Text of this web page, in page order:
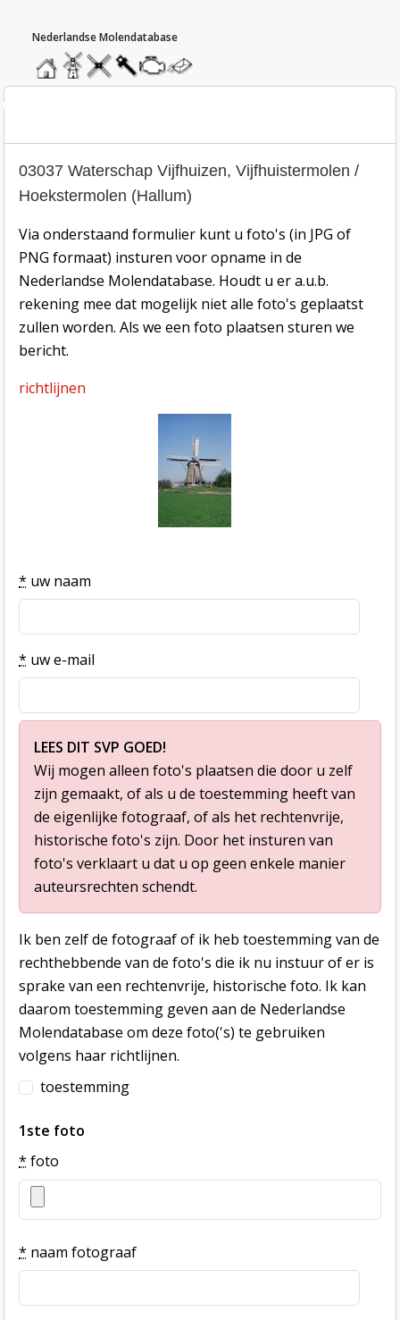
homemolendatabase
roedendatabase
assendatabase
motorendatabase
stuur
een
inzend-formulier
03037 Waterschap Vijfhuizen, Vijfhuistermolen /
Hoekstermolen (Hallum)
Via onderstaand formulier kunt u foto's (in JPG of
PNG formaat) insturen voor opname in de
Nederlandse Molendatabase. Houdt u er a.u.b.
rekening mee dat mogelijk niet alle foto's geplaatst
zullen worden. Als we een foto plaatsen sturen we
bericht.
richtlijnen
* uw naam
* uw e-mail
LEES DIT SVP GOED!
Wij mogen alleen foto's plaatsen die door u zelf
zijn gemaakt, of als u de toestemming heeft van
de eigenlijke fotograaf, of als het rechtenvrije,
historische foto's zijn. Door het insturen van
foto's verklaart u dat u op geen enkele manier
auteursrechten schendt.
Ik ben zelf de fotograaf of ik heb toestemming van de
rechthebbende van de foto's die ik nu instuur of er is
sprake van een rechtenvrije, historische foto. Ik kan
daarom toestemming geven aan de Nederlandse
Molendatabase om deze foto('s) te gebruiken
volgens haar richtlijnen.
toestemming
1ste foto
* foto
* naam fotograaf